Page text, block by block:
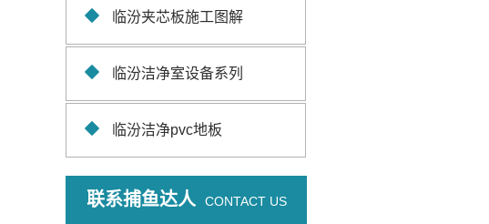
临汾夹芯板施工图解
临汾洁净室设备系列
临汾洁净pvc地板
联系捕鱼达人 CONTACT US